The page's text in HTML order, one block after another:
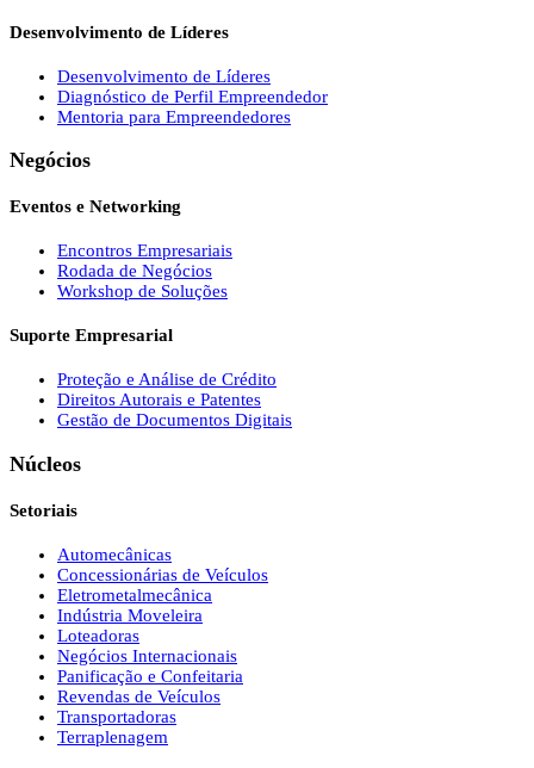
Desenvolvimento de Líderes
Desenvolvimento de Líderes
Diagnóstico de Perfil Empreendedor
Mentoria para Empreendedores
Negócios
Eventos e Networking
Encontros Empresariais
Rodada de Negócios
Workshop de Soluções
Suporte Empresarial
Proteção e Análise de Crédito
Direitos Autorais e Patentes
Gestão de Documentos Digitais
Núcleos
Setoriais
Automecânicas
Concessionárias de Veículos
Eletrometalmecânica
Indústria Moveleira
Loteadoras
Negócios Internacionais
Panificação e Confeitaria
Revendas de Veículos
Transportadoras
Terraplenagem